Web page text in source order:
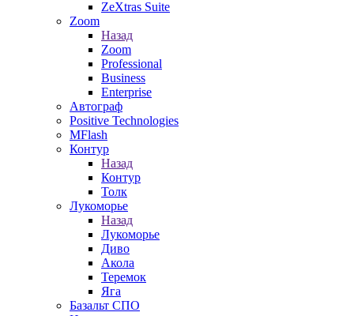
ZeXtras Suite
Zoom
Назад
Zoom
Professional
Business
Enterprise
Автограф
Positive Technologies
MFlash
Контур
Назад
Контур
Толк
Лукоморье
Назад
Лукоморье
Диво
Акола
Теремок
Яга
Базальт СПО